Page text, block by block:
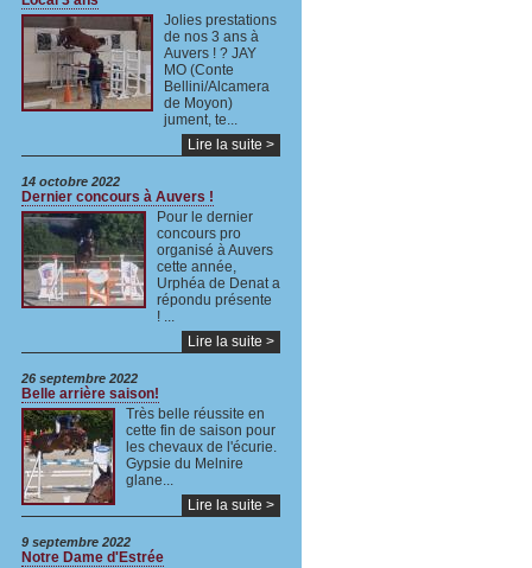
Jolies prestations
de nos 3 ans à
Auvers ! ? JAY
MO (Conte
Bellini/Alcamera
de Moyon)
jument, te...
Lire la suite >
14 octobre 2022
Dernier concours à Auvers !
Pour le dernier
concours pro
organisé à Auvers
cette année,
Urphéa de Denat a
répondu présente
! ...
Lire la suite >
26 septembre 2022
Belle arrière saison!
Très belle réussite en
cette fin de saison pour
les chevaux de l'écurie.
Gypsie du Melnire
glane...
Lire la suite >
9 septembre 2022
Notre Dame d'Estrée